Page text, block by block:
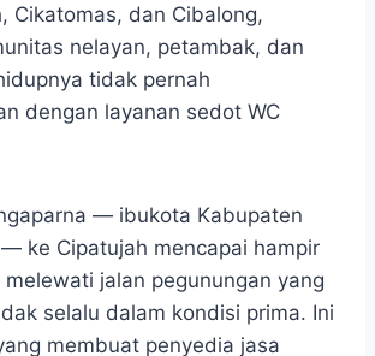
Cikatomas, dan Cibalong,
nelayan, petambak, dan
tidak pernah
dengan layanan sedot WC
— ibukota Kabupaten
ke Cipatujah mencapai hampir
jalan pegunungan yang
selalu dalam kondisi prima. Ini
membuat penyedia jasa